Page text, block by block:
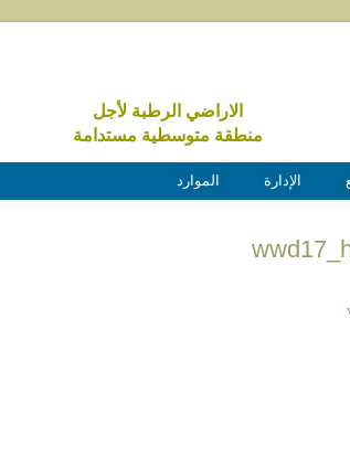
الاراضي الرطبة لأجل
منطقة متوسطية مستدامة
الإدارة الموارد